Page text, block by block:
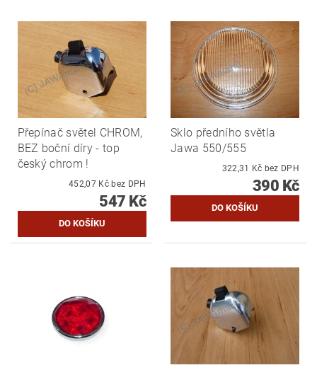
Přepínač světel CHROM,
BEZ boční díry - top
český chrom !
452,07 Kč bez DPH
547 Kč
Sklo předního světla
Jawa 550/555
322,31 Kč bez DPH
390 Kč